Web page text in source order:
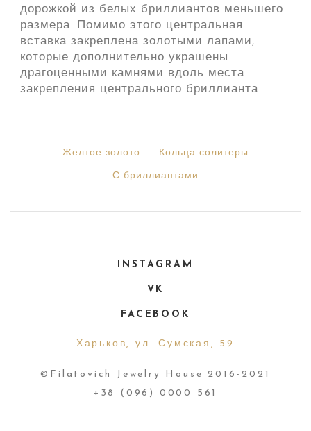
дорожкой из белых бриллиантов меньшего
размера. Помимо этого центральная
вставка закреплена золотыми лапами,
которые дополнительно украшены
драгоценными камнями вдоль места
закрепления центрального бриллианта.
Желтое золото Кольца солитеры
С бриллиантами
INSTAGRAM
VK
FACEBOOK
Харьков, ул. Сумская, 59
©Filatovich Jewelry House 2016-2021
+38 (096) 0000 561